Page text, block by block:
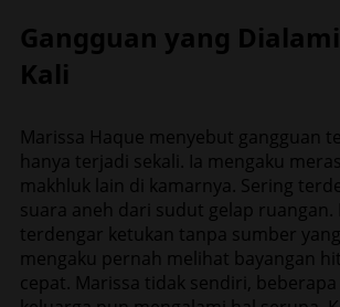
Gangguan yang
Kali
Marissa Haque menyebut gangguan
hanya terjadi sekali. Ia mengaku
makhluk lain di kamarnya. Sering
suara aneh dari sudut gelap ruangan.
terdengar ketukan tanpa sumber
mengaku pernah melihat bayangan
cepat. Marissa tidak sendiri,